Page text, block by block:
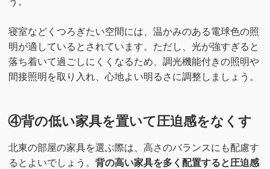
寝室などくつろぎたい空間には、温かみのある電球色の照
明が適しているとされています。ただし、光が強すぎると
落ち着いて過ごしにくくなるため、調光機能付きの照明や
間接照明を取り入れ、心地よい明るさに調整しましょう。
④背の低い家具を置いて圧迫感をなくす
北東の部屋の家具を選ぶ際は、高さのバランスにも配慮す
るとよいでしょう。 背の高い家具を多く配置すると圧迫感